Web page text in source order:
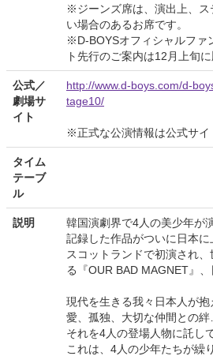
※ジーンズ席は、演出上、ス
い場合のあるお席です。
※D-BOYSオフィシャルファ
ト先行のご案内は12月上旬
公式／
劇場サ
イト
http://www.d-boys.com/d-
tage10/
※正式な公演情報は公式サイ
タイム
テーブ
ル
説明
韓国演劇界で4人の美少年が
記録した作品がついに日本に
スコットランドで初演され
る『OUR BAD MAGNET』、
現代を生きる我々日本人が抱
愛、孤独、大切な仲間との絆
それを4人の登場人物に託し
これは、4人の少年たちが繰